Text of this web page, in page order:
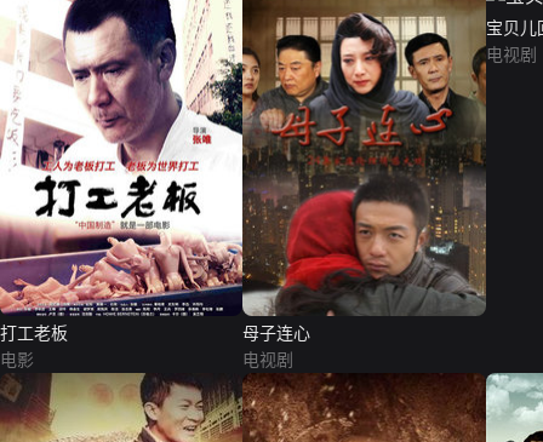
打工老板
电影
母子连心
电视剧
宝贝儿
电视剧